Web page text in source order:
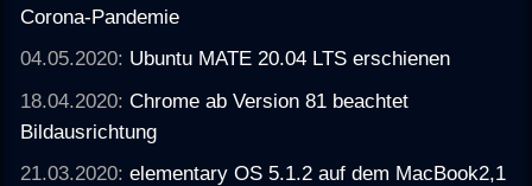
Corona-Pandemie
04.05.2020: Ubuntu MATE 20.04 LTS erschienen
18.04.2020:Chrome ab Version 81 beachtet
Bildausrichtung
21.03.2020:elementary OS 5.1.2 auf dem MacBook2,1